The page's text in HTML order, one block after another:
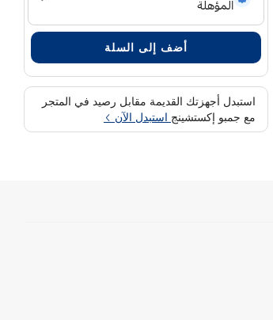
أضف إلى السلة
استبدل أجهزتك القديمة مقابل رصيد في المتجر
مع جمبو إكستشينج استبدل الآن